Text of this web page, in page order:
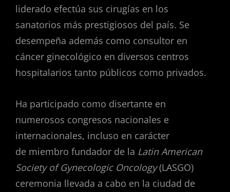
liderado efectúa sus cirugías en los
sanatorios más prestigiosos del país. Se
desempeña además como consultor en
cáncer ginecológico en diversos centros
hospitalarios tanto públicos como privados.
Ha participado como disertante en
numerosos congresos nacionales e
internacionales, incluso en carácter
de miembro fundador de la Latin American
Society of Gynecologic Oncology(LASGO)
ceremonia llevada a cabo en la ciudad de